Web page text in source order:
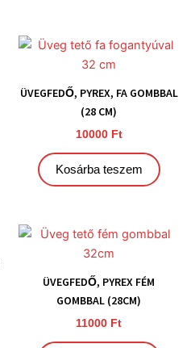
ÜVEGFEDŐ, PYREX, FA GOMBBAL
(28 CM)
10000 Ft
Kosárba teszem
ÜVEGFEDŐ, PYREX FÉM
GOMBBAL (28CM)
11000 Ft